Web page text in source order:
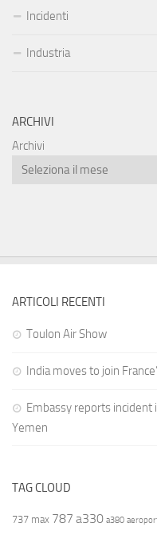
Incidenti
Industria
ARCHIVI
Archivi
ARTICOLI RECENTI
Toulon Air Show
India moves to join
Embassy reports incident
Yemen
TAG CLOUD
737 max 787 a330 a380